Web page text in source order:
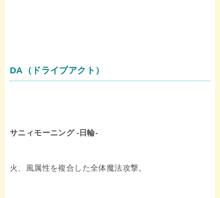
DA（ドライブアクト）
サニィモーニング -日輪-
火、風属性を複合した全体魔法攻撃。